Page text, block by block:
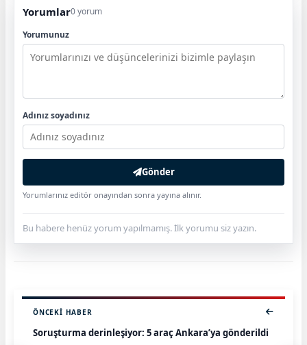
Yorumlar0 yorum
Yorumunuz
Adınız soyadınız
Gönder
Yorumlarınız editör onayından sonra yayına alınır.
Bu habere henüz yorum yapılmamış. İlk yorumu siz yazın.
ÖNCEKI HABER
Soruşturma derinleşiyor: 5 araç Ankara’ya gönderildi